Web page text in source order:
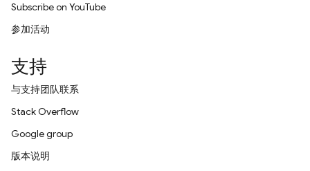
Subscribe on YouTube
参加活动
支持
与支持团队联系
Stack Overflow
Google group
版本说明